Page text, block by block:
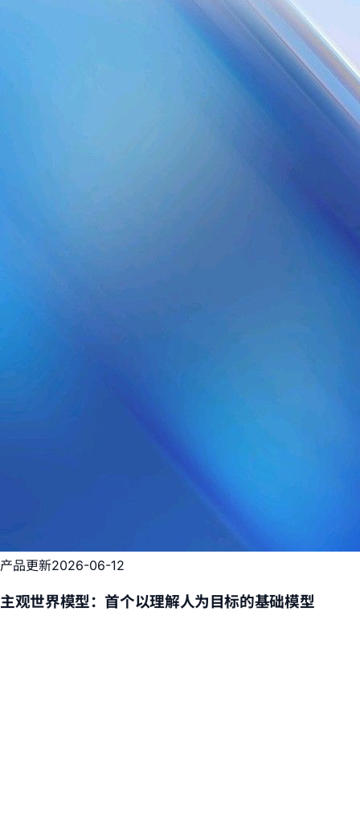
产品更新2026-06-12
主观世界模型：首个以理解人为目标的基础模型